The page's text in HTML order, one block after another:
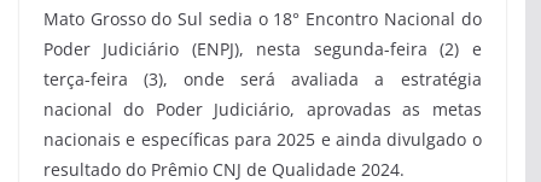
Mato Grosso do Sul sedia o 18° Encontro Nacional do
Poder Judiciário (ENPJ), nesta segunda-feira (2) e
terça-feira (3), onde será avaliada a estratégia
nacional do Poder Judiciário, aprovadas as metas
nacionais e específicas para 2025 e ainda divulgado o
resultado do Prêmio CNJ de Qualidade 2024.